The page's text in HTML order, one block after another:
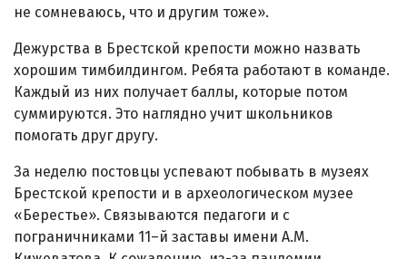
не сомневаюсь, что и другим тоже».
Дежурства в Брестской крепости можно назвать
хорошим тимбилдингом. Ребята работают в команде.
Каждый из них получает баллы, которые потом
суммируются. Это наглядно учит школьников
помогать друг другу.
За неделю постовцы успевают побывать в музеях
Брестской крепости и в археологическом музее
«Берестье». Связываются педагоги и с
пограничниками 11–й заставы имени А.М.